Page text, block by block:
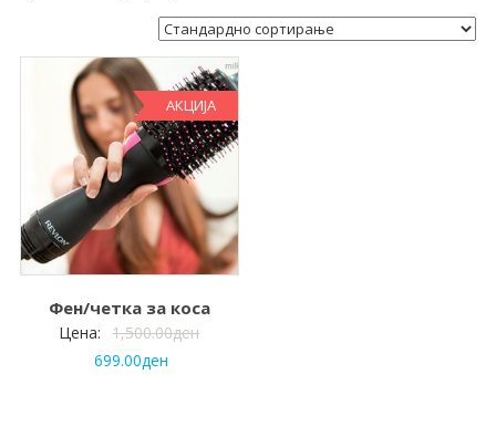
АКЦИЈА
Фен/четка за коса
Цена: 1,500.00ден
699.00ден